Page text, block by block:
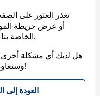
تعذر العثور على
الخاصة بنا لمساعدتك في العثور على ما تريد.
هل لديك أي مشكلة أخرى؟
وسنعاود التواصل معك. شكرًا على صبرك!
العودة إلى